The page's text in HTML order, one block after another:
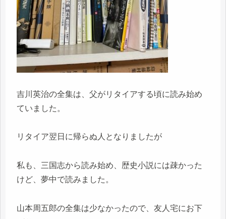
吉川英治の全集は、父がリタイアする頃に読み始め
ていました。
リタイア翌日に帰らぬ人となりましたが
私も、三国志から読み始め、歴史小説には疎かった
けど、夢中で読みました。
山本周五郎の全集は少なかったので、友人宅にお下